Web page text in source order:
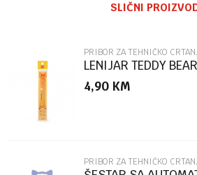
Poruka
SLIČNI
PRIBOR ZA TEHNIČKO
LENIJAR TEDDY
4,90 KM
PRIBOR ZA TEHNIČKO